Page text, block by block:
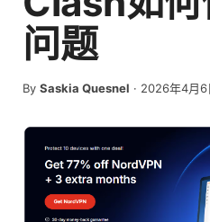
问题
By Saskia Quesnel · 2026年4月6